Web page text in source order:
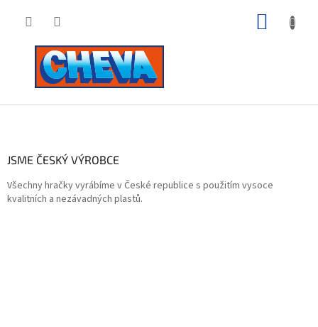
JSME ČESKÝ VÝROBCE
Všechny hračky vyrábíme v České republice s použitím vysoce
kvalitních a nezávadných plastů.